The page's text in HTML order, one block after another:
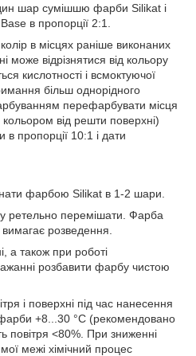
шар сумішшю фарби Silikat і
в пропорції 2:1.
в місцях раніше виконаних
може відрізнятися від кольору
кислотності і всмоктуючої
більш однорідного
перефарбувати місця
від решти поверхні)
пропорції 10:1 і дати
фарбою Silikat в 1-2 шари.
ретельно перемішати. Фарба
розведення.
а також при роботі
розбавити фарбу чистою
і поверхні під час нанесення
+8...30 °С (рекомендовано
повітря <80%. При зниженні
межі хімічний процес